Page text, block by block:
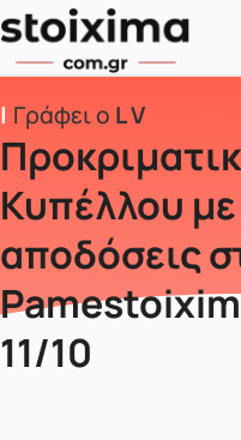
Skip to main content
Γράφει ο L V
Κυπέλλου
αποδόσεις
11/10